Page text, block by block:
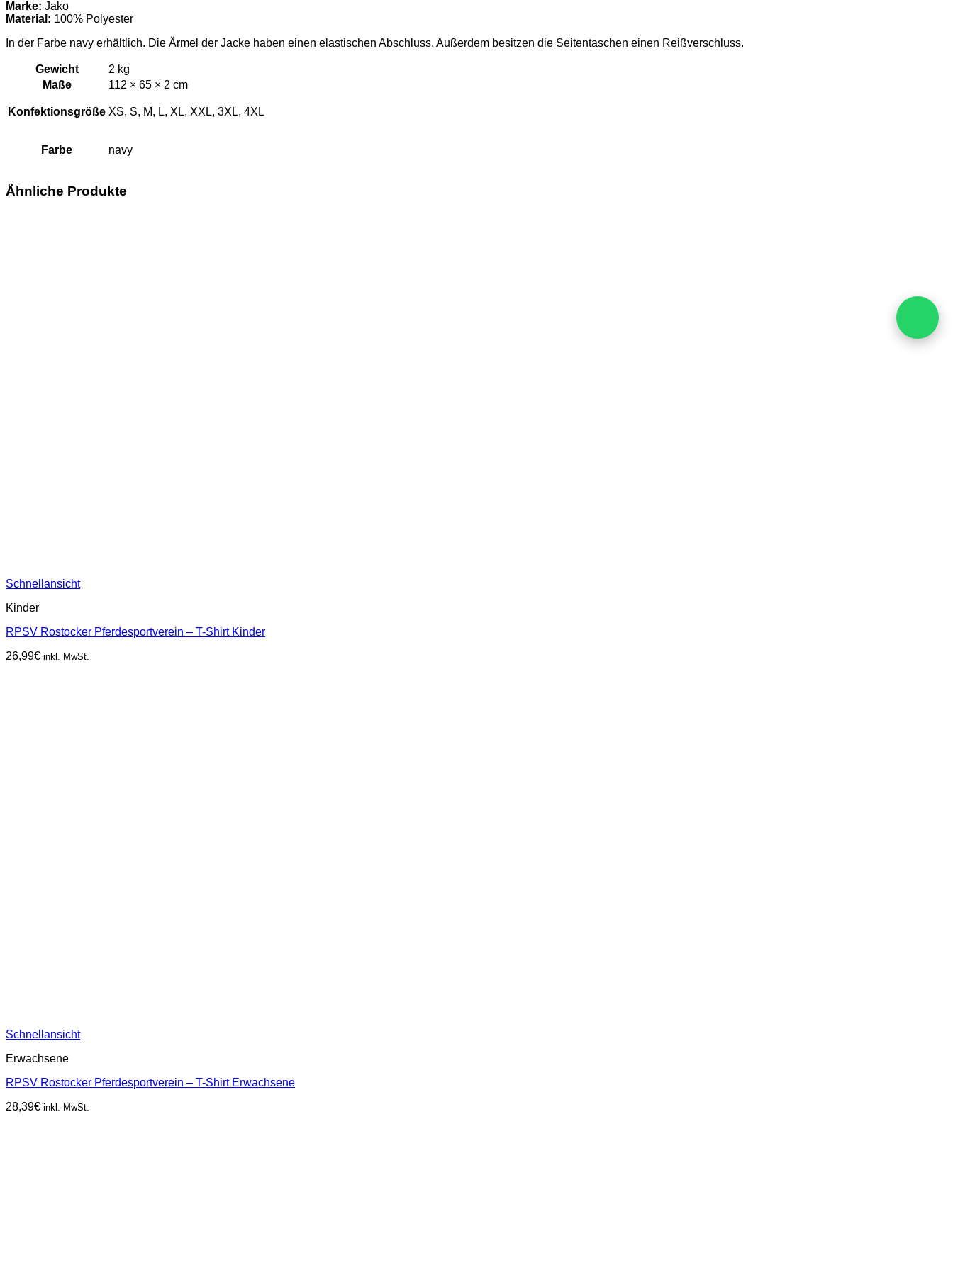
Menge
Marke: Jako
Material: 100% Polyester
In der Farbe navy erhältlich. Die Ärmel der Jacke haben einen elastischen Abschluss. Außerdem besitzen die Seitentaschen einen Reißverschluss.
Gewicht
2 kg
Maße
112 × 65 × 2 cm
Konfektionsgröße XS, S, M, L, XL, XXL, 3XL, 4XL
Farbe navy
Ähnliche Produkte
Schnellansicht
Kinder
RPSV Rostocker Pferdesportverein – T-Shirt Kinder
26,99€ inkl. MwSt.
Schnellansicht
Erwachsene
RPSV Rostocker Pferdesportverein – T-Shirt Erwachsene
28,39€ inkl. MwSt.